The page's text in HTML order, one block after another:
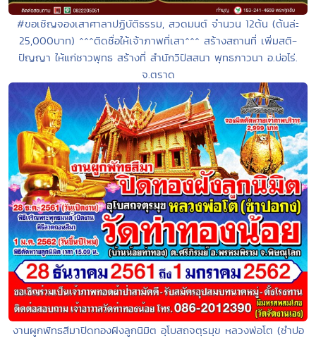
#ขอเชิญจองเสาศาลาปฏิบัติธรรม, สวดมนต์ จำนวน 12ต้น (ต้นล่ะ
25,000บาท) ^^^ติดชื่อให้เจ้าภาพที่เสา^^^ สร้างสถานที่ เพิ่มสติ-
ปัญญา ให้แก่ชาวพุทธ สร้างที่ สำนักวิปัสสนา พุทธภาวนา อ.บ่อไร่.
จ.ตราด
งานผูกพัทธสีมาปิดทองฝังลูกนิมิต อุโบสถจตุรมุข หลวงพ่อโต (ซำปอ